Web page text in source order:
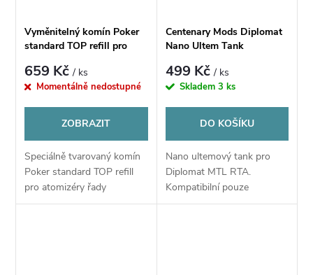
Vyměnitelný komín Poker
standard TOP refill pro
MTL RTA
659 Kč/ ks
Momentálně nedostupné
ZOBRAZIT
Speciálně tvarovaný komín
Poker standard TOP refill
pro atomizéry řady
Diplomat MTL RTA
Centenary Mods Diplomat
Nano Ultem Tank
499 Kč/ ks
Skladem 3 ks
DO KOŠÍKU
Nano ultemový tank pro
Diplomat MTL RTA.
Kompatibilní pouze
s Centenary Mods Diplomat